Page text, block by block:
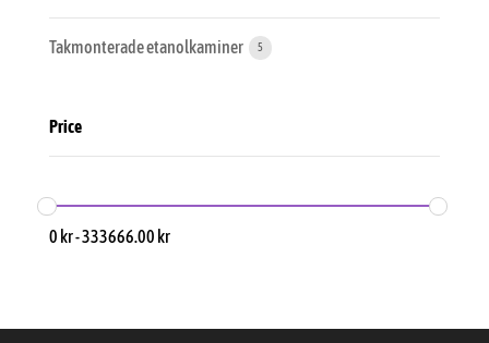
Takmonterade etanolkaminer 5
Price
0 kr-333666.00 kr